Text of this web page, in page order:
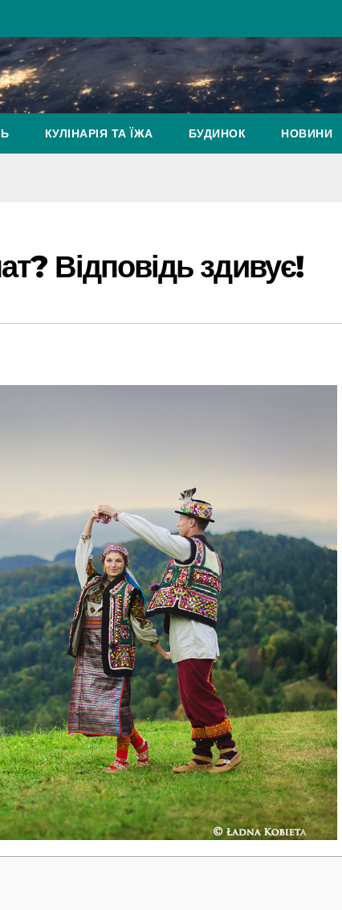
КУЛІНАРІЯ ТА ЇЖА БУДИНОК НОВИНИ
Відповідь здивує!